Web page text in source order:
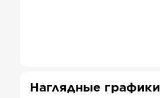
Наглядные графики